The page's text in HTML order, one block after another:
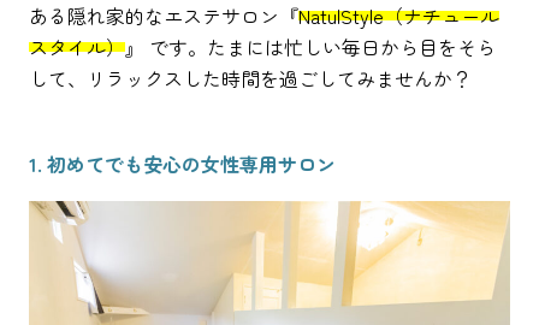
ある隠れ家的なエステサロン『NatulStyle（ナチュール
スタイル）』 です。たまには忙しい毎日から目をそら
して、リラックスした時間を過ごしてみませんか？
1. 初めてでも安心の女性専用サロン